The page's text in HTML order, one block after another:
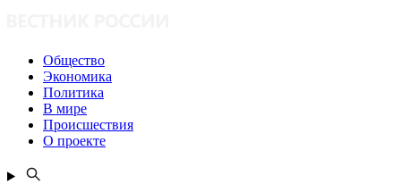
Общество
Экономика
Политика
В мире
Происшествия
О проекте